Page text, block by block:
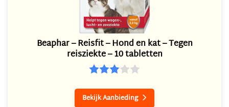
Beaphar – Reisfit – Hond en kat – Tegen
reisziekte – 10 tabletten
Bekijk Aanbieding 